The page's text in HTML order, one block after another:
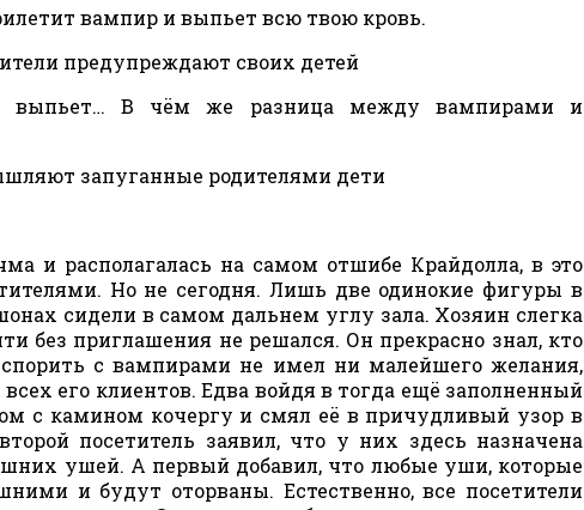
вампир и выпьет всю твою кровь.
предупреждают своих детей
выпьет… В чём же разница между вампирами и
запуганные родителями дети
и располагалась на самом отшибе Крайдолла, в это
Но не сегодня. Лишь две одинокие фигуры в
сидели в самом дальнем углу зала. Хозяин слегка
без приглашения не решался. Он прекрасно знал, кто
с вампирами не имел ни малейшего желания,
его клиентов. Едва войдя в тогда ещё заполненный
с камином кочергу и смял её в причудливый узор в
посетитель заявил, что у них здесь назначена
ушей. А первый добавил, что любые уши, которые
и будут оторваны. Естественно, все посетители